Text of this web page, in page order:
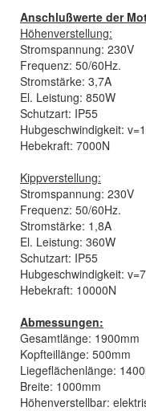
Anschlußwerte der
Höhenverstellung:
Stromspannung: 230V
Frequenz: 50/60Hz.
Stromstärke: 3,7A
El. Leistung: 850W
Schutzart: IP55
Hubgeschwindigkeit:
Hebekraft: 7000N
Kippverstellung:
Stromspannung: 230V
Frequenz: 50/60Hz.
Stromstärke: 1,8A
El. Leistung: 360W
Schutzart: IP55
Hubgeschwindigkeit:
Hebekraft: 10000N
Abmessungen:
Gesamtlänge: 1900mm
Kopfteillänge: 500mm
Liegeflächenlänge:
Breite: 1000mm
Höhenverstellbar: